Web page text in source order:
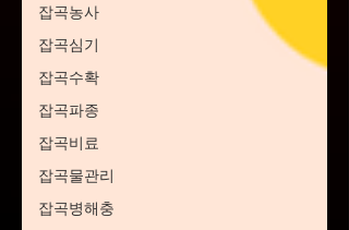
잡곡농사
잡곡심기
잡곡수확
잡곡파종
잡곡비료
잡곡물관리
잡곡병해충